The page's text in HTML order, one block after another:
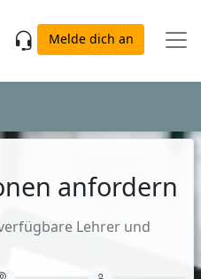
Melde dich an
anfordern
Lehrer und